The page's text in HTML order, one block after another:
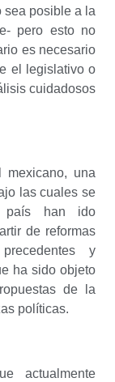
sea posible a la
pero esto no
es necesario
el legislativo o
cuidadosos
mexicano, una
las cuales se
país han ido
de reformas
y
ha sido objeto
de la
políticas.
actualmente